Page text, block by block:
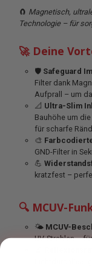
🧲 Magnetisch,
Technologie – für
🚀 Deine
🛡 Safeguard
Filter dank
Aufprall – um
📐 Ultra-Slim
Bauhöhe um
für scharfe
🎨
GND-Filter in
💪
kratzfest –
🔍 MCUV-
🌤 MCUV-
UV-Strahlen –